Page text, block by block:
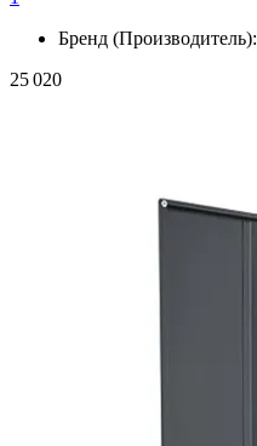
Бренд (Производитель):
25 020